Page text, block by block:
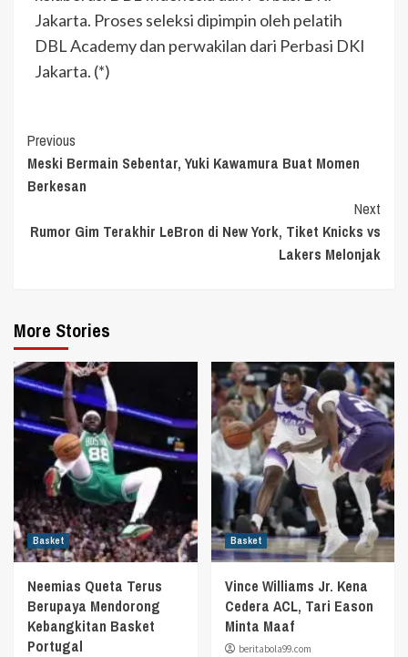
Jakarta. Proses seleksi dipimpin oleh pelatih
DBL Academy dan perwakilan dari Perbasi DKI
Jakarta. (*)
Continue
Reading
Previous
Meski Bermain Sebentar, Yuki Kawamura Buat Momen
Berkesan
Next
Rumor Gim Terakhir LeBron di New York, Tiket Knicks vs
Lakers Melonjak
More Stories
Basket
Neemias Queta Terus
Berupaya Mendorong
Kebangkitan Basket
Portugal
Basket
Vince Williams Jr. Kena
Cedera ACL, Tari Eason
Minta Maaf
beritabola99.com